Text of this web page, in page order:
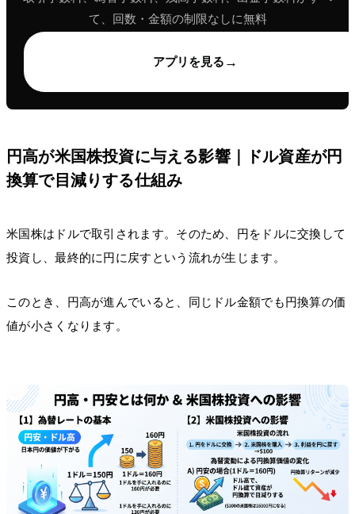
て、回数・金額の制限なしに無料
アプリを見る →
円高が米国株投資に与える影響｜ドル資産が円
換算で目減りする仕組み
米国株はドルで取引されます。そのため、円をドルに交換して
投資し、最終的に円に戻すという流れが生じます。
このとき、円高が進んでいると、同じドル金額でも円換算の価
値が小さくなります。